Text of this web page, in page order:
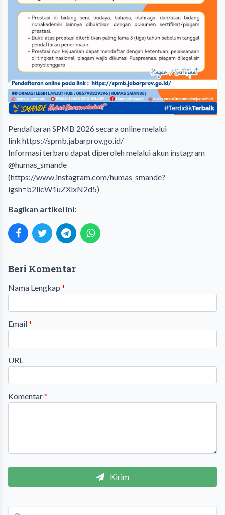
Pendaftaran SPMB 2026 secara online melalui
link https://spmb.jabarprov.go.id/
Informasi terbaru dapat diperoleh melalui akun instagram
@humas_smande
(https://www.instagram.com/humas_smande?
igsh=b2licW1uZXlxN2d5)
Bagikan artikel ini:
Beri Komentar
Nama Lengkap *
Email*
URL
Komentar*
Kirim